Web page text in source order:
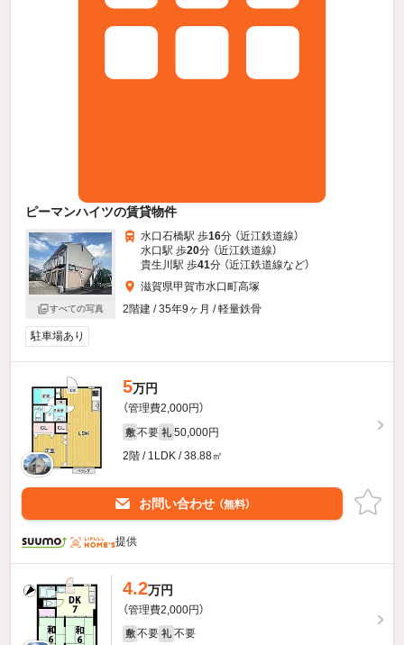
ピーマンハイツの賃貸物件
すべての写真
水口石橋駅 歩16分 （近江鉄道線）
水口駅 歩20分 （近江鉄道線）
貴生川駅 歩41分 （近江鉄道線など）
滋賀県甲賀市水口町高塚
2階建 / 35年9ヶ月 / 軽量鉄骨
駐車場あり
5万円
（管理費2,000円）
敷 不要 礼 50,000円
2階 / 1LDK / 38.88㎡
お問い合わせ （無料）
提供
4.2万円
（管理費2,000円）
敷 不要 礼 不要